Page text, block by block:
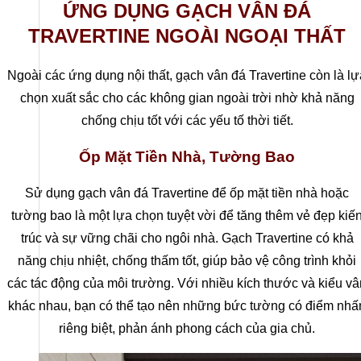
CÔNG TY CỔ PHẦN HSSTONE
Điện thoại: 0988 527 222
Email: kinhdoanh@hsstone.vn
Mã số thuế: 0110421554
Số nhà NV37, Khu đô thị mới Trung Văn, đường
Nội, Việt Nam
Trụ sở:Số nhà 59, Dãy 1, Khu tập thể công an
ỨNG DỤNG GẠCH VÂN ĐÁ
TRAVERTINE NGOÀI NGOẠI THẤT
Ngoài các ứng dụng nội thất, gạch vân đá Travertine còn là
chọn xuất sắc cho các không gian ngoài trời nhờ khả năng
chống chịu tốt với các yếu tố thời tiết.
Ốp Mặt Tiền Nhà, Tường Bao
Sử dụng gạch vân đá Travertine để ốp mặt tiền nhà hoặc
tường bao là một lựa chọn tuyệt vời để tăng thêm vẻ đẹp
trúc và sự vững chãi cho ngôi nhà. Gạch Travertine có khả
năng chịu nhiệt, chống thấm tốt, giúp bảo vệ công trình khỏi
các tác động của môi trường. Với nhiều kích thước và kiểu
khác nhau, bạn có thể tạo nên những bức tường có điểm
riêng biệt, phản ánh phong cách của gia chủ.